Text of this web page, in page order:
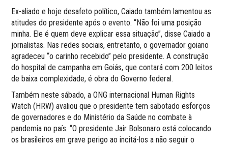
Ex-aliado e hoje desafeto político, Caiado também lamentou as
atitudes do presidente após o evento. “Não foi uma posição
minha. Ele é quem deve explicar essa situação”, disse Caiado a
jornalistas. Nas redes sociais, entretanto, o governador goiano
agradeceu “o carinho recebido” pelo presidente. A construção
do hospital de campanha em Goiás, que contará com 200 leitos
de baixa complexidade, é obra do Governo federal.
Também neste sábado, a ONG internacional Human Rights
Watch (HRW) avaliou que o presidente tem sabotado esforços
de governadores e do Ministério da Saúde no combate à
pandemia no país. “O presidente Jair Bolsonaro está colocando
os brasileiros em grave perigo ao incitá-los a não seguir o